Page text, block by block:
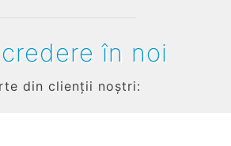
în noi
din clienții noștri: